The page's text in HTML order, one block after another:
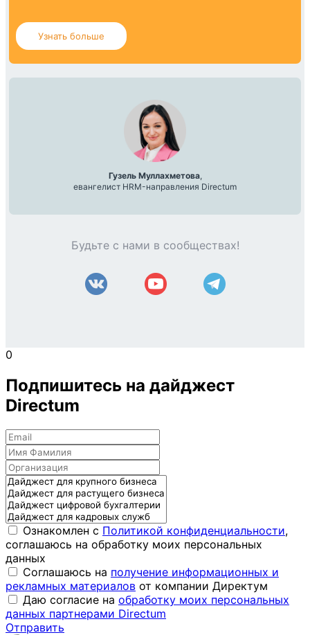
Узнать больше
Гузель Муллахметова,
евангелист HRM-направления Directum
Будьте с нами в сообществах!
0
Подпишитесь на дайджест
Directum
Ознакомлен с Политикой конфиденциальности,
соглашаюсь на обработку моих персональных
данных
Соглашаюсь на получение информационных и
рекламных материалов от компании Директум
Даю согласие на обработку моих персональных
данных партнерами Directum
Отправить